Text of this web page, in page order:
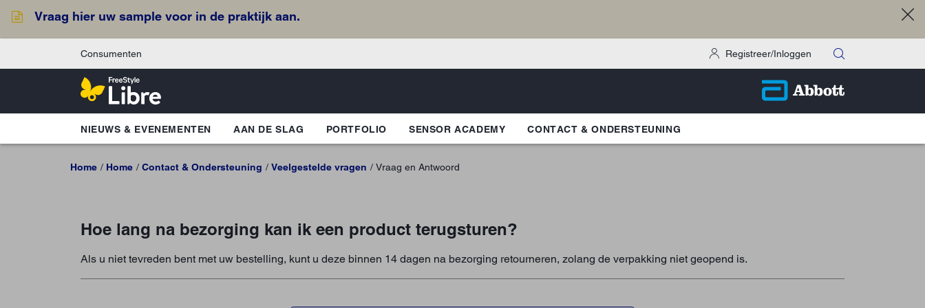
Vraag hier uw sample voor in de praktijk aan.
Consumenten Registreer/Inloggen
NIEUWS & EVENEMENTEN AAN DE SLAG PORTFOLIO SENSOR ACADEMY CONTACT & ONDERSTEUNING
Home Home Contact & Ondersteuning Veelgestelde vragen Vraag en Antwoord
Hoe lang na bezorging kan ik een product terugsturen?
Als u niet tevreden bent met uw bestelling, kunt u deze binnen 14 dagen na bezorging retourneren, zolang de verpakking niet geopend is.